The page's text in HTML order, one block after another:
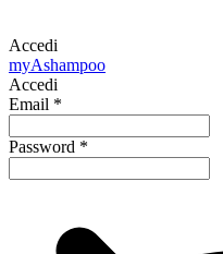
Accedi
myAshampoo
Accedi
Email *
Password *